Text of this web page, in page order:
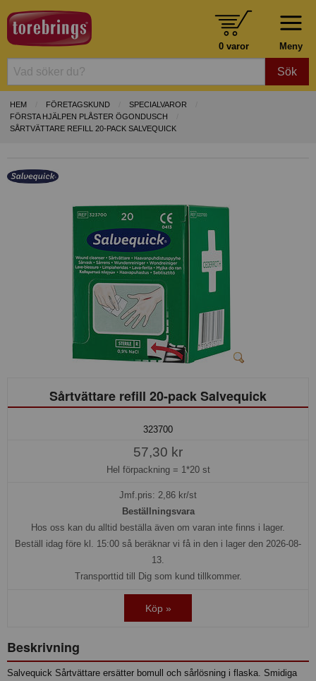
Meny
0 varor
Sök
HEM FÖRETAGSKUND
SPECIALVAROR
FÖRSTA HJÄLPEN PLÅSTER ÖGONDUSCH
SÅRTVÄTTARE REFILL 20-PACK SALVEQUICK
Sårtvättare refill 20-pack Salvequick
323700
57,30 kr
Hel förpackning = 1*20 st
Jmf.pris: 2,86 kr/st
Beställningsvara
Hos oss kan du alltid beställa även om varan inte finns i lager.
Beställ idag före kl. 15:00 så beräknar vi få in den i lager den 2026-08-
13.
Transporttid till Dig som kund tillkommer.
Köp »
Beskrivning
Salvequick Sårtvättare ersätter bomull och sårlösning i flaska. Smidiga